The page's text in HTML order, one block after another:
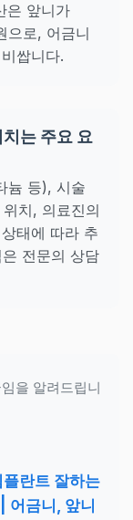
은 앞니가
으로, 어금니
쌉니다.
는 주요 요
늄 등), 시술
치, 의료진의
태에 따라 추
전문의 상담
을 알려드립니
란트 잘하는
어금니, 앞니